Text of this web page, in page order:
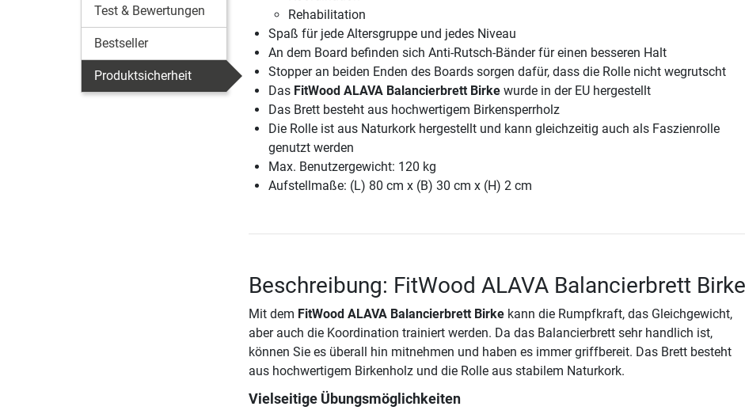
Test & Bewertungen
Bestseller
Produktsicherheit
Rehabilitation
Spaß für jede Altersgruppe und jedes Niveau
An dem Board befinden sich Anti-Rutsch-Bänder für einen besseren Halt
Stopper an beiden Enden des Boards sorgen dafür, dass die Rolle nicht wegrutscht
Das FitWood ALAVA Balancierbrett Birkewurde in der EU hergestellt
Das Brett besteht aus hochwertigem Birkensperrholz
Die Rolle ist aus Naturkork hergestellt und kann gleichzeitig auch als Faszienrolle
genutzt werden
Max. Benutzergewicht: 120 kg
Aufstellmaße: (L) 80 cm x (B) 30 cm x (H) 2 cm
Beschreibung: FitWood ALAVA Balancierbrett Birke
Mit dem FitWood ALAVA Balancierbrett Birkekann die Rumpfkraft, das Gleichgewicht,
aber auch die Koordination trainiert werden. Da das Balancierbrett sehr handlich ist,
können Sie es überall hin mitnehmen und haben es immer griffbereit. Das Brett besteht
aus hochwertigem Birkenholz und die Rolle aus stabilem Naturkork.
Vielseitige Übungsmöglichkeiten